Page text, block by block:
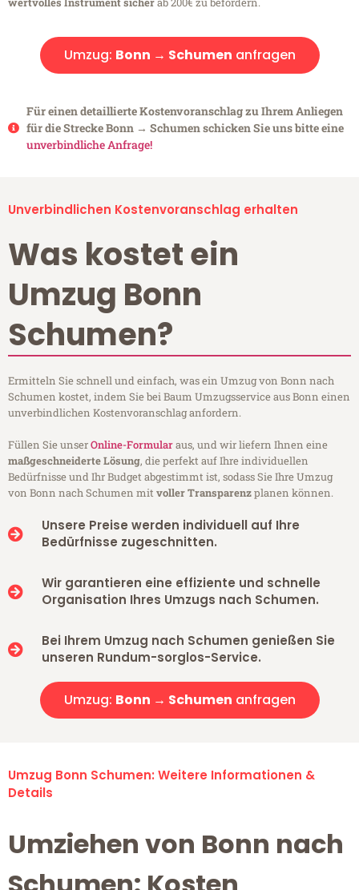
Umzug: Bonn → Schumen anfragen
Für einen detaillierte Kostenvoranschlag zu Ihrem Anliegen
für die Strecke Bonn → Schumen schicken Sie uns bitte eine
unverbindliche Anfrage!
Unverbindlichen Kostenvoranschlag erhalten
Was kostet ein
Umzug Bonn
Schumen?
Ermitteln Sie schnell und einfach, was ein Umzug von Bonn nach
Schumen kostet, indem Sie bei Baum Umzugsservice aus Bonn einen
unverbindlichen Kostenvoranschlag anfordern.
Füllen Sie unserOnline-Formularaus, und wir liefern Ihnen eine
maßgeschneiderte Lösung, die perfekt auf Ihre individuellen
Bedürfnisse und Ihr Budget abgestimmt ist, sodass Sie Ihre Umzug
von Bonn nach Schumen mitvoller Transparenzplanen können.
Unsere Preise werden individuell auf Ihre
Bedürfnisse zugeschnitten.
Wir garantieren eine effiziente und schnelle
Organisation Ihres Umzugs nach Schumen.
Bei Ihrem Umzug nach Schumen genießen Sie
unseren Rundum-sorglos-Service.
Umzug: Bonn → Schumen anfragen
Umzug Bonn Schumen: Weitere Informationen &
Details
Umziehen von Bonn nach